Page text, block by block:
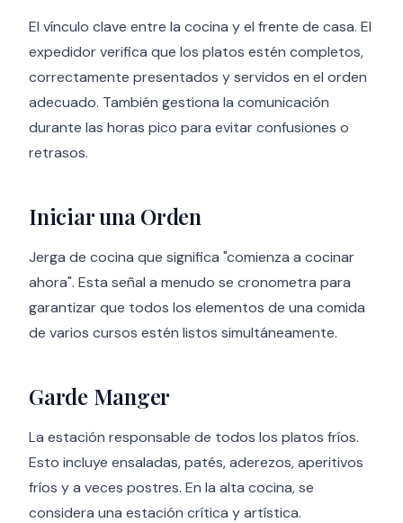
El vínculo clave entre la cocina y el frente de casa. El
expedidor verifica que los platos estén completos,
correctamente presentados y servidos en el orden
adecuado. También gestiona la comunicación
durante las horas pico para evitar confusiones o
retrasos.
Iniciar una Orden
Jerga de cocina que significa "comienza a cocinar
ahora". Esta señal a menudo se cronometra para
garantizar que todos los elementos de una comida
de varios cursos estén listos simultáneamente.
Garde Manger
La estación responsable de todos los platos fríos.
Esto incluye ensaladas, patés, aderezos, aperitivos
fríos y a veces postres. En la alta cocina, se
considera una estación crítica y artística.